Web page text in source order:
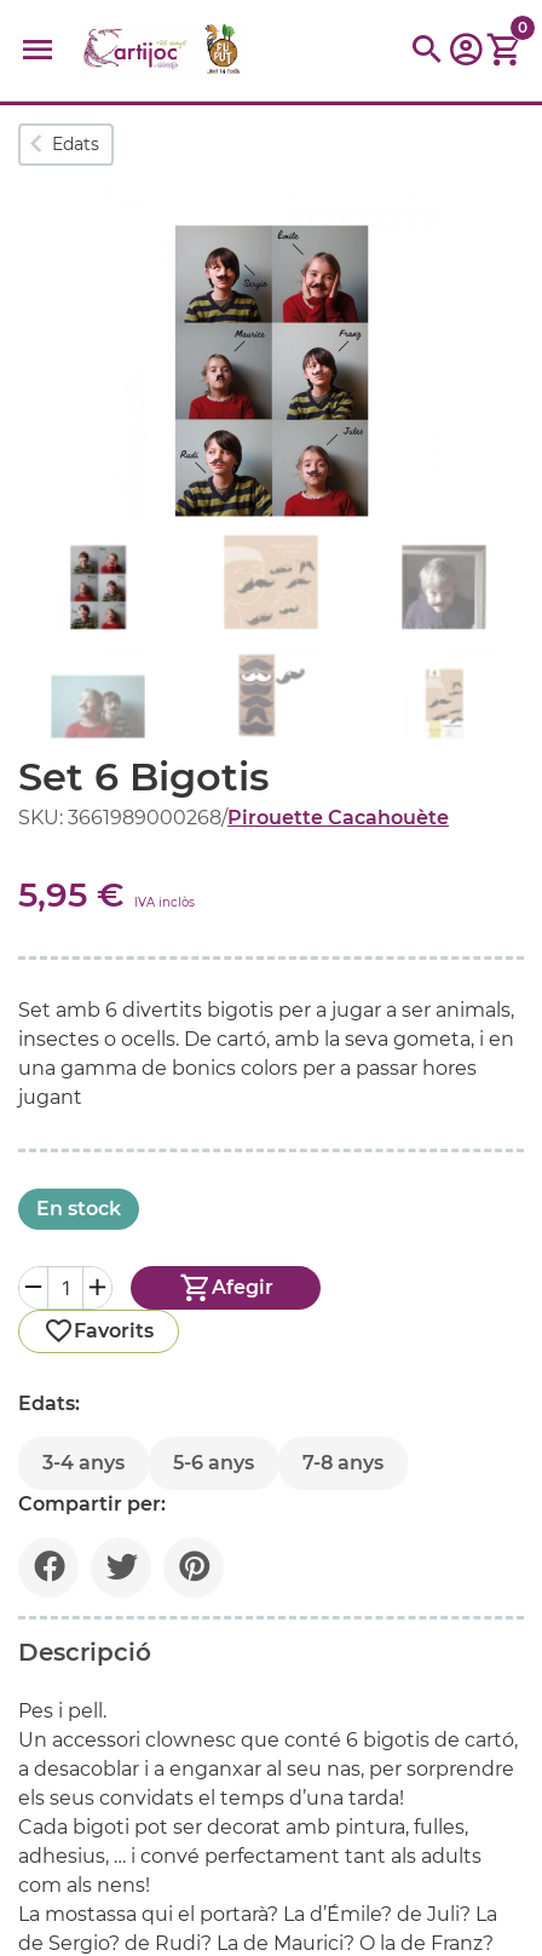
Cerques populars
parquing tinkering kit
0
Edats
Set 6 Bigotis
SKU: 3661989000268/Pirouette Cacahouète
5,95 € IVA inclòs
Set amb 6 divertits bigotis per a jugar a ser animals,
insectes o ocells. De cartó, amb la seva gometa, i en
una gamma de bonics colors per a passar hores
jugant
En stock
Afegir
Favorits
Edats:
3-4 anys 5-6 anys
7-8 anys
Compartir per:
Descripció
Pes i pell.
Un accessori clownesc que conté 6 bigotis de cartó,
a desacoblar i a enganxar al seu nas, per sorprendre
els seus convidats el temps d’una tarda!
Cada bigoti pot ser decorat amb pintura, fulles,
adhesius, … i convé perfectament tant als adults
com als nens!
La mostassa qui el portarà? La d’Émile? de Juli? La
de Sergio? de Rudi? La de Maurici? O la de Franz?